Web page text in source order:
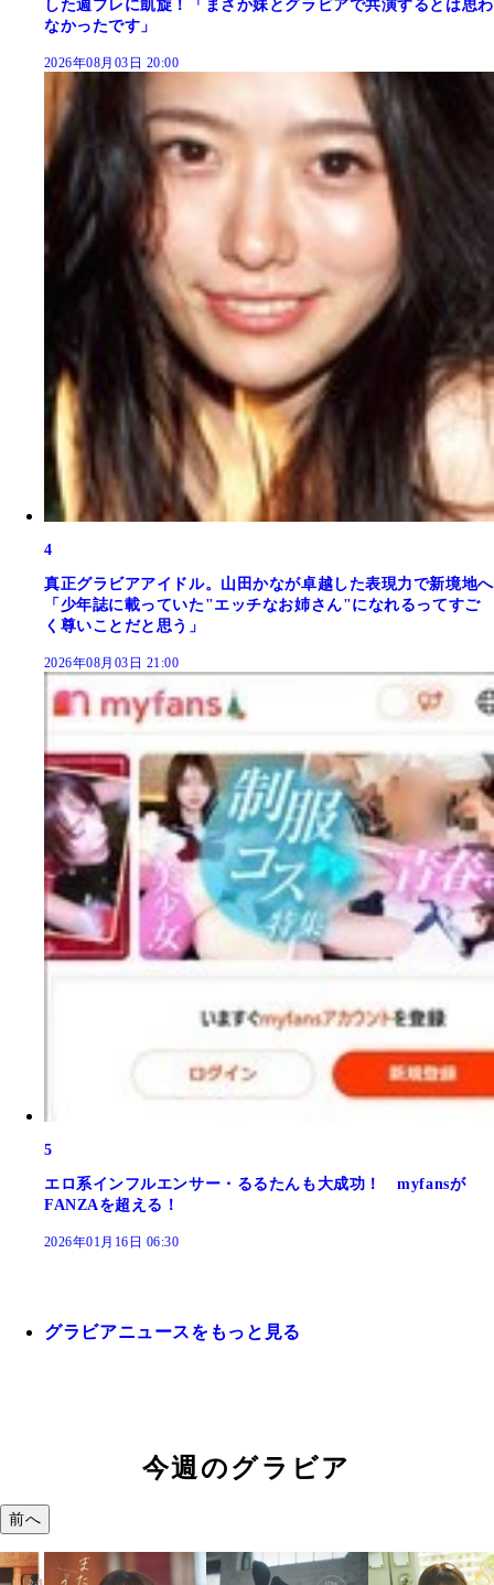
した週プレに凱旋！「まさか妹とグラビアで共演するとは思わ
なかったです」
2026年08月03日 20:00
4
真正グラビアアイドル。山田かなが卓越した表現力で新境地へ
「少年誌に載っていた"エッチなお姉さん"になれるってすご
く尊いことだと思う」
2026年08月03日 21:00
5
エロ系インフルエンサー・るるたんも大成功！ myfansが
FANZAを超える！
2026年01月16日 06:30
グラビアニュースをもっと見る
今週のグラビア
前へ